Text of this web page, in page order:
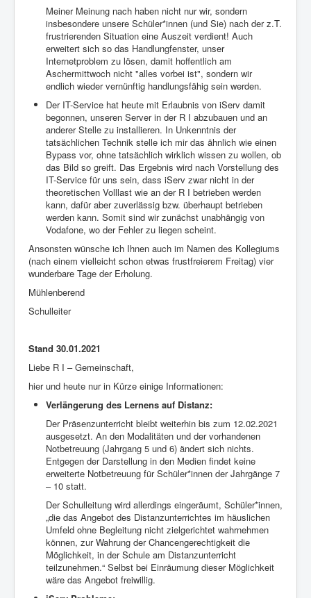
Meiner Meinung nach haben nicht nur wir, sondern
insbesondere unsere Schüler*innen (und Sie) nach der ​z.T.
frustrierenden Situation eine Auszeit verdient! Auch
erweitert sich so das Handlungfenster, unser
Internetproblem zu lösen, damit hoffentlich am
Aschermittwoch nicht "alles vorbei ist", sondern wir
endlich wieder vernünftig handlungsfähig sein werden.
Der IT-Service hat heute mit Erlaubnis von iServ damit
begonnen, unseren Server in der R I abzubauen und an
anderer Stelle zu installieren. In Unkenntnis der
tatsächlichen Technik stelle ich mir das ähnlich wie einen
Bypass vor, ohne tatsächlich wirklich wissen zu wollen, ob
das Bild so greift. Das Ergebnis wird nach Vorstellung des
IT-Service für uns sein, dass iServ zwar nicht in der
theoretischen Volllast wie an der R I betrieben werden
kann, dafür aber zuverlässig bzw. überhaupt betrieben
werden kann. Somit sind wir zunächst unabhängig von
Vodafone, wo der Fehler zu liegen scheint.
Ansonsten wünsche ich Ihnen auch im Namen des Kollegiums
(nach einem vielleicht schon etwas frustfreierem Freitag) vier
wunderbare Tage der Erholung.
Mühlenberend
Schulleiter
Stand 30.01.2021
Liebe R I – Gemeinschaft,
hier und heute nur in Kürze einige Informationen:
Verlängerung des Lernens auf Distanz:
Der Präsenzunterricht bleibt weiterhin bis zum 12.02.2021
ausgesetzt. An den Modalitäten und der vorhandenen
Notbetreuung (Jahrgang 5 und 6) ändert sich nichts.
Entgegen der Darstellung in den Medien findet keine
erweiterte Notbetreuung für Schüler*innen der Jahrgänge 7
– 10 statt.
Der Schulleitung wird allerdings eingeräumt, Schüler*innen,
„die das Angebot des Distanzunterrichtes im häuslichen
Umfeld ohne Begleitung nicht zielgerichtet wahrnehmen
können, zur Wahrung der Chancengerechtigkeit die
Möglichkeit, in der Schule am Distanzunterricht
teilzunehmen.“ Selbst bei Einräumung dieser Möglichkeit
wäre das Angebot freiwillig.